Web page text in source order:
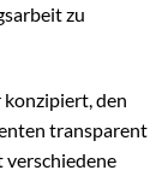
zu
konzipiert, den
transparent
verschiedene